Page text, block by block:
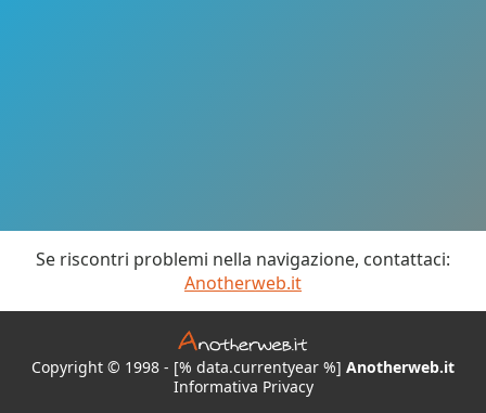
Se riscontri problemi nella navigazione, contattaci:
Anotherweb.it
Copyright © 1998 - [% data.currentyear %] Anotherweb.it
Informativa Privacy